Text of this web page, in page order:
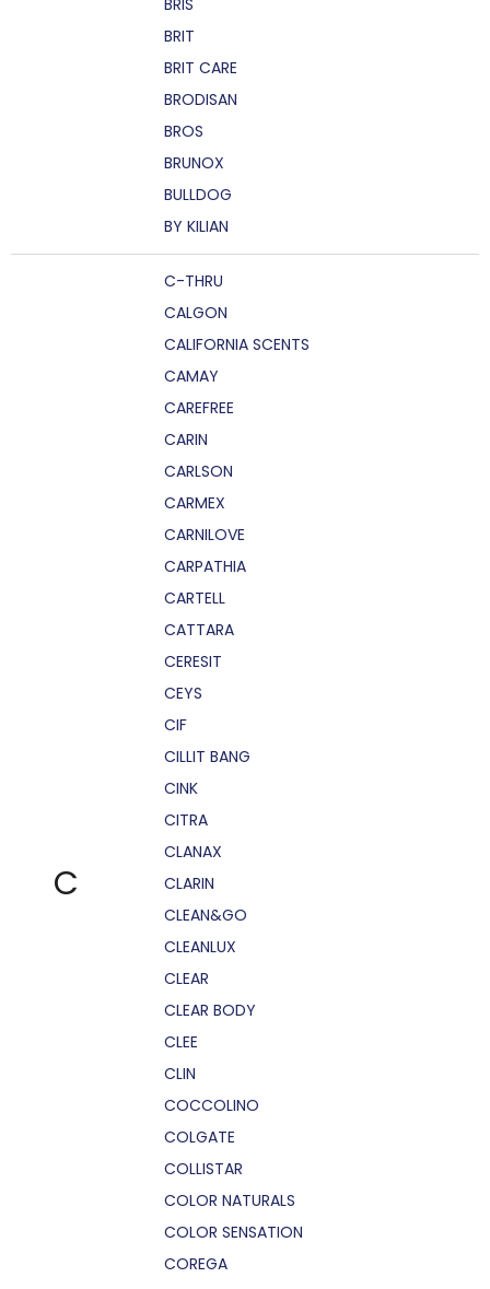
BRIS
BRIT
BRIT CARE
BRODISAN
BROS
BRUNOX
BULLDOG
BY KILIAN
C
C-THRU
CALGON
CALIFORNIA SCENTS
CAMAY
CAREFREE
CARIN
CARLSON
CARMEX
CARNILOVE
CARPATHIA
CARTELL
CATTARA
CERESIT
CEYS
CIF
CILLIT BANG
CINK
CITRA
CLANAX
CLARIN
CLEAN&GO
CLEANLUX
CLEAR
CLEAR BODY
CLEE
CLIN
COCCOLINO
COLGATE
COLLISTAR
COLOR NATURALS
COLOR SENSATION
COREGA